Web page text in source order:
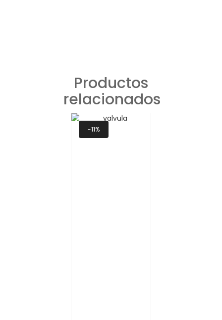
Productos
relacionados
-11%